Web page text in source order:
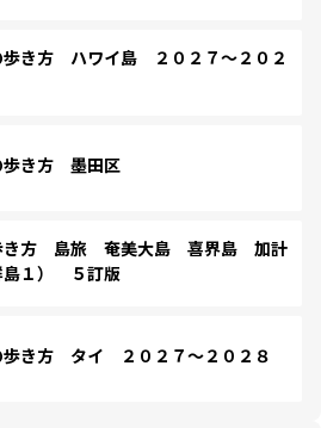
き方 ハワイ島 ２０２７～２０２
き方 墨田区
き方 島旅 奄美大島 喜界島 加計
島１） ５訂版
き方 タイ ２０２７～２０２８